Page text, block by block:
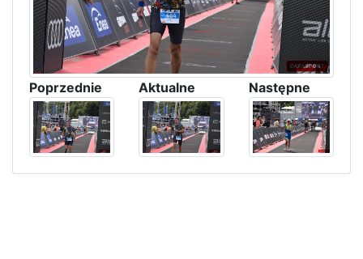
Poprzednie Aktualne Następne